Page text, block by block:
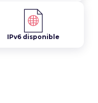
IPv6 disponible